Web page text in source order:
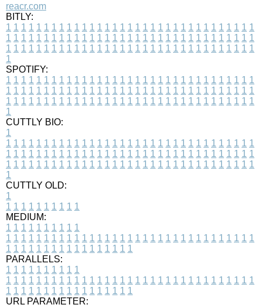
reacr.com
BITLY:
1 1 1 1 1 1 1 1 1 1 1 1 1 1 1 1 1 1 1 1 1 1 1 1 1 1 1 1 1 1 1 1 1
1 1 1 1 1 1 1 1 1 1 1 1 1 1 1 1 1 1 1 1 1 1 1 1 1 1 1 1 1 1 1 1 1
1 1 1 1 1 1 1 1 1 1 1 1 1 1 1 1 1 1 1 1 1 1 1 1 1 1 1 1 1 1 1 1 1
1
SPOTIFY:
1 1 1 1 1 1 1 1 1 1 1 1 1 1 1 1 1 1 1 1 1 1 1 1 1 1 1 1 1 1 1 1 1
1 1 1 1 1 1 1 1 1 1 1 1 1 1 1 1 1 1 1 1 1 1 1 1 1 1 1 1 1 1 1 1 1
1 1 1 1 1 1 1 1 1 1 1 1 1 1 1 1 1 1 1 1 1 1 1 1 1 1 1 1 1 1 1 1 1
1
CUTTLY BIO:
1
1 1 1 1 1 1 1 1 1 1 1 1 1 1 1 1 1 1 1 1 1 1 1 1 1 1 1 1 1 1 1 1 1
1 1 1 1 1 1 1 1 1 1 1 1 1 1 1 1 1 1 1 1 1 1 1 1 1 1 1 1 1 1 1 1 1
1 1 1 1 1 1 1 1 1 1 1 1 1 1 1 1 1 1 1 1 1 1 1 1 1 1 1 1 1 1 1 1 1
1
CUTTLY OLD:
1
1 1 1 1 1 1 1 1 1 1
MEDIUM:
1 1 1 1 1 1 1 1 1 1
1 1 1 1 1 1 1 1 1 1 1 1 1 1 1 1 1 1 1 1 1 1 1 1 1 1 1 1 1 1 1 1 1
1 1 1 1 1 1 1 1 1 1 1 1 1 1 1 1 1
PARALLELS:
1 1 1 1 1 1 1 1 1 1
1 1 1 1 1 1 1 1 1 1 1 1 1 1 1 1 1 1 1 1 1 1 1 1 1 1 1 1 1 1 1 1 1
1 1 1 1 1 1 1 1 1 1 1 1 1 1 1 1 1
URL PARAMETER: